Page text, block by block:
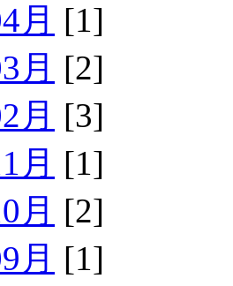
月 [1]
月 [2]
月 [3]
月 [1]
月 [2]
月 [1]